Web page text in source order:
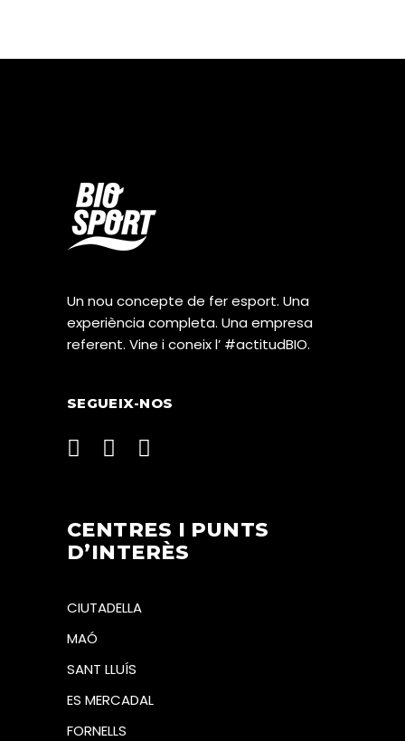
Un nou concepte de fer esport. Una
experiència completa. Una empresa
referent. Vine i coneix l’ #actitudBIO.
SEGUEIX-NOS
CENTRES I PUNTS
D’INTERÈS
CIUTADELLA
MAÓ
SANT LLUÍS
ES MERCADAL
FORNELLS